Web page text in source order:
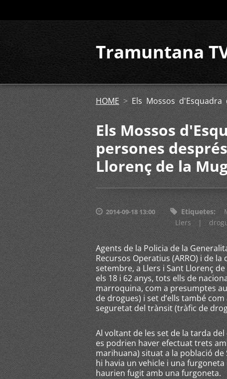
Tramuntana
HOME > Els Mossos
Els Mossos
persones
Llorenç de la
2014-09-18 13:00 Etiquetes:
Llers
|
Agents de la Policia de la
Recursos Operatius (ARRO) i de
setembre, a Llers i Sant Llorenç
els 18 i 62 anys, tots ells de
marroquina, com a presumptes
de drogues) i set d’ells també
seguretat del trànsit (tràfic de
Al voltant de les set de la tarda
es podrien haver efectuat trets
marihuana) situat a la població de
hi havia un vehicle i una
haurien fugit amb una furgoneta.